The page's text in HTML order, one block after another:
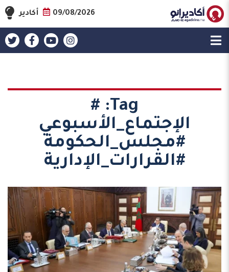
09/08/2026 أكادير
Tag:
#
الإجتماع_الأسبوعي
#مجلس_الحكومة
#القرارات_الإدارية